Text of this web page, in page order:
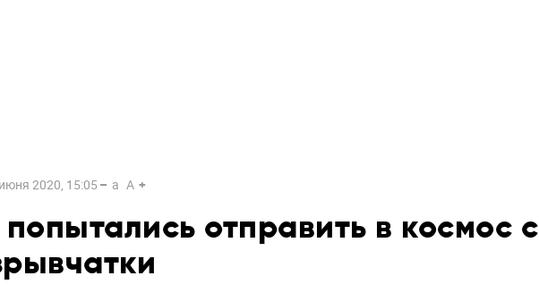
2020, 15:05 a A
отправить в космос с